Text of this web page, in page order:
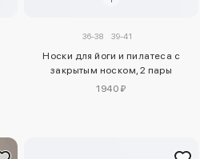
36-38 39-41
Носки для йоги и пилатеса с
закрытым носком, 2 пары
1940 ₽